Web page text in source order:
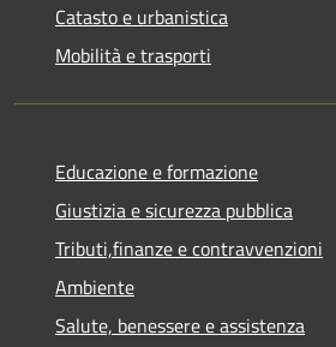
Catasto e urbanistica
Mobilità e trasporti
Educazione e formazione
Giustizia e sicurezza pubblica
Tributi,finanze e contravvenzioni
Ambiente
Salute, benessere e assistenza